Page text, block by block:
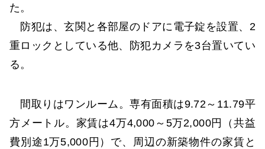
た。
防犯は、玄関と各部屋のドアに電子錠を設置、2
重ロックとしている他、防犯カメラを3台置いてい
る。
間取りはワンルーム。専有面積は9.72～11.79平
方メートル。家賃は4万4,000～5万2,000円（共益
費別途1万5,000円）で、周辺の新築物件の家賃と